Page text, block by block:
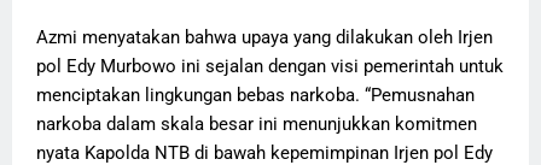
Azmi menyatakan bahwa upaya yang dilakukan oleh Irjen
pol Edy Murbowo ini sejalan dengan visi pemerintah untuk
menciptakan lingkungan bebas narkoba. “Pemusnahan
narkoba dalam skala besar ini menunjukkan komitmen
nyata Kapolda NTB di bawah kepemimpinan Irjen pol Edy